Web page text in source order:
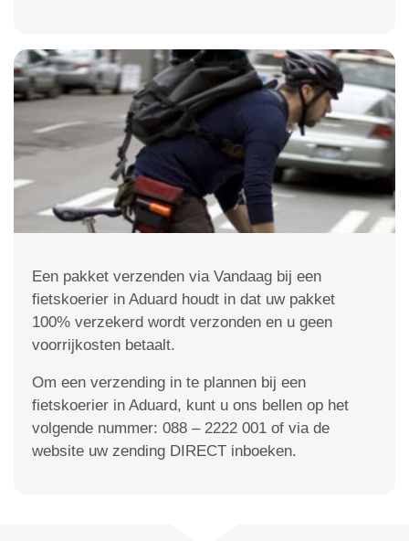
Een pakket verzenden via Vandaag bij een
fietskoerier in Aduard houdt in dat uw pakket
100% verzekerd wordt verzonden en u geen
voorrijkosten betaalt.
Om een verzending in te plannen bij een
fietskoerier in Aduard, kunt u ons bellen op het
volgende nummer: 088 – 2222 001 of via de
website uw zending DIRECT inboeken.